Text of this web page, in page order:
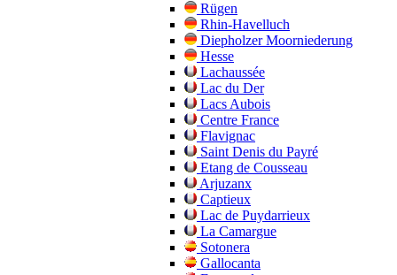
Rügen
Rhin-Havelluch
Diepholzer Moorniederung
Hesse
Lachaussée
Lac du Der
Lacs Aubois
Centre France
Flavignac
Saint Denis du Payré
Etang de Cousseau
Arjuzanx
Captieux
Lac de Puydarrieux
La Camargue
Sotonera
Gallocanta